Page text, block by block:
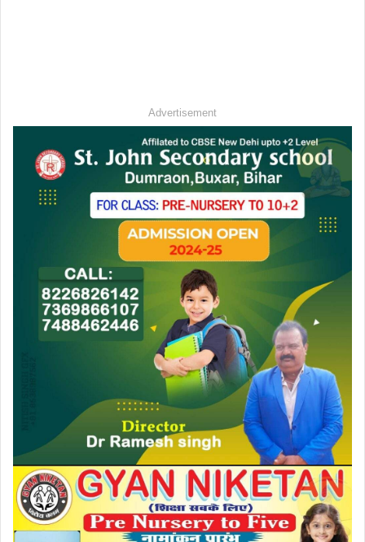
Advertisement